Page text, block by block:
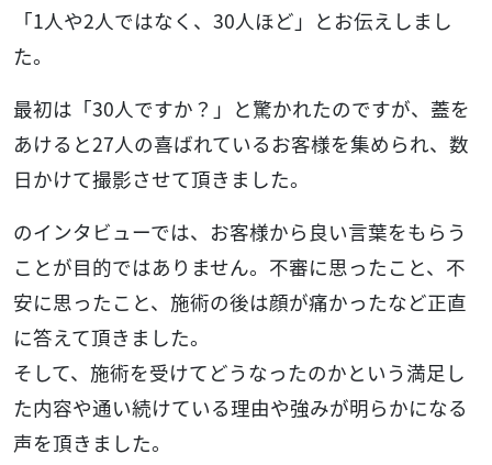
「1人や2人ではなく、30人ほど」とお伝えしまし
た。
最初は「30人ですか？」と驚かれたのですが、蓋を
あけると27人の喜ばれているお客様を集められ、数
日かけて撮影させて頂きました。
のインタビューでは、お客様から良い言葉をもらう
ことが目的ではありません。不審に思ったこと、不
安に思ったこと、施術の後は顔が痛かったなど正直
に答えて頂きました。
そして、施術を受けてどうなったのかという満足し
た内容や通い続けている理由や強みが明らかになる
声を頂きました。